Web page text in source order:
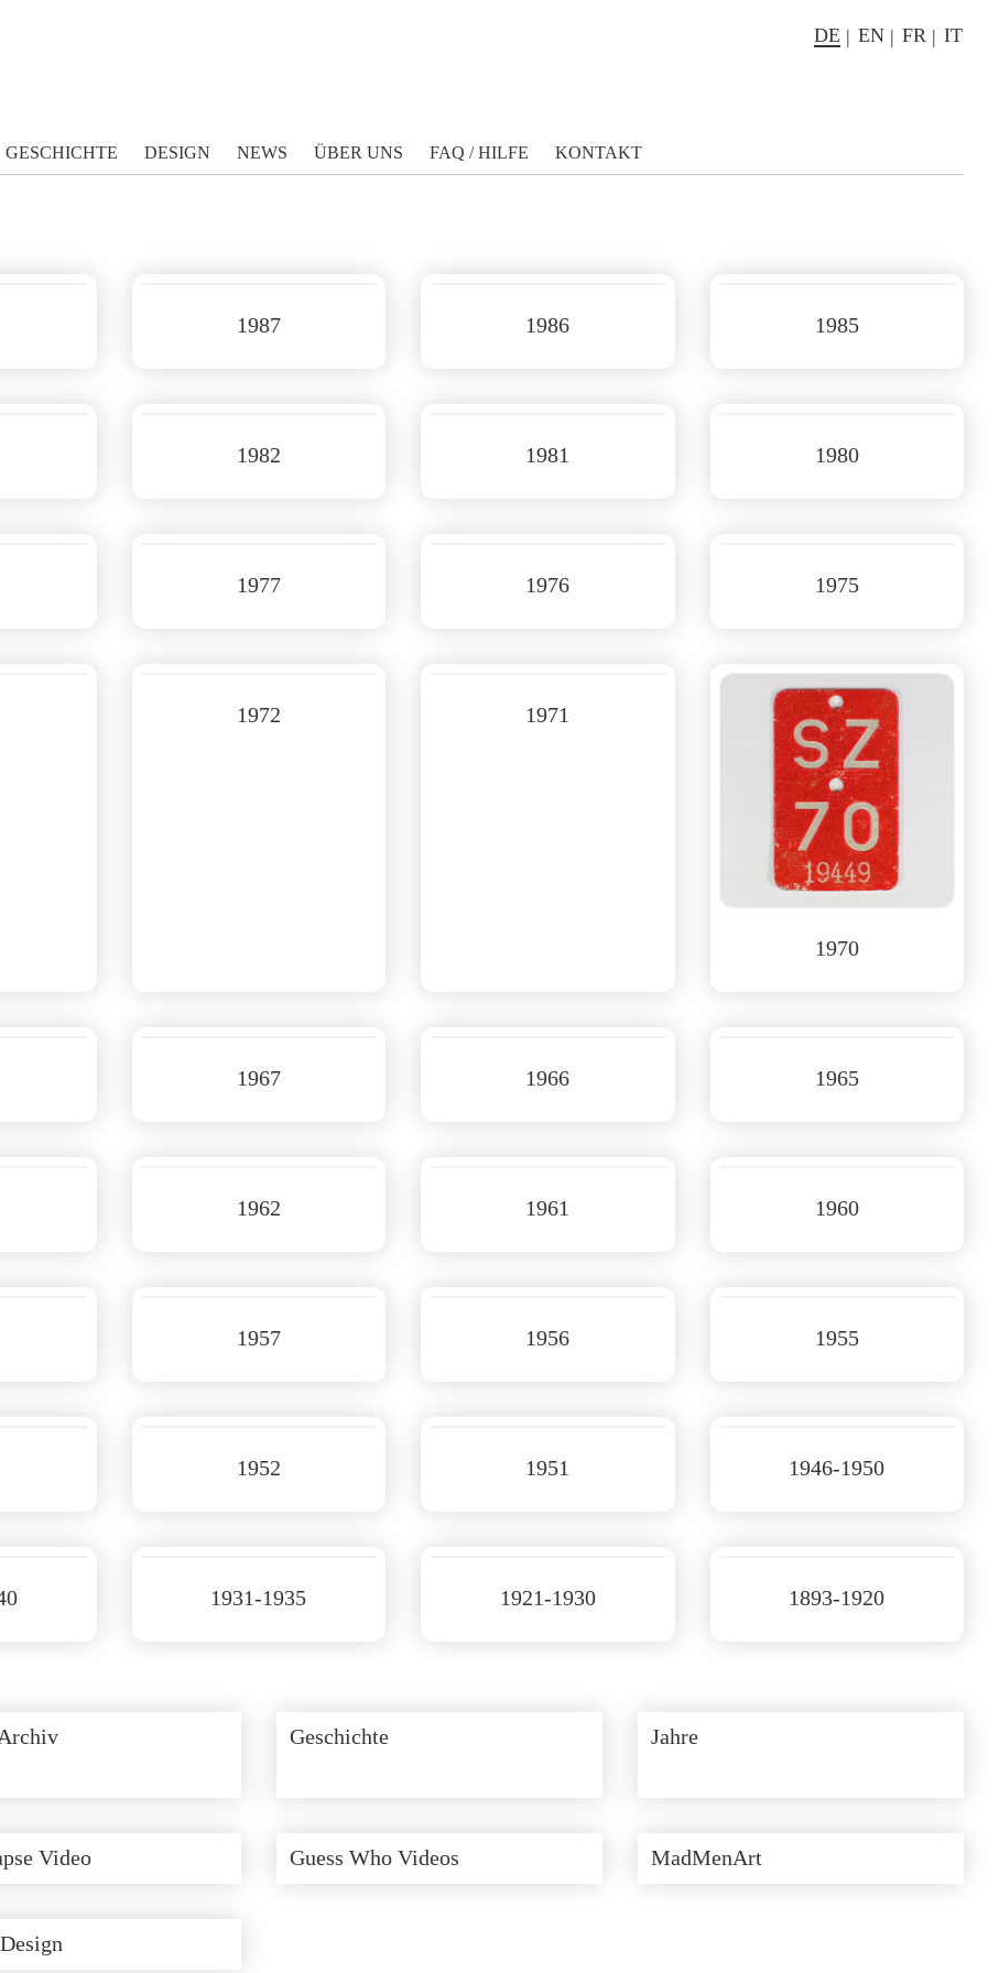
GESCHICHTE DESIGN NEWS ÜBER UNS FAQ / HILFE KONTAKT
DE EN FR IT
1987 1986 1985
1982 1981 1980
1977 1976 1975
1972 1971
1970
1967 1966 1965
1962 1961 1960
1957 1956 1955
1952 1951 1946-1950
1931-1935 1921-1930 1893-1920
Geschichte Jahre
Video Guess Who Videos MadMenArt